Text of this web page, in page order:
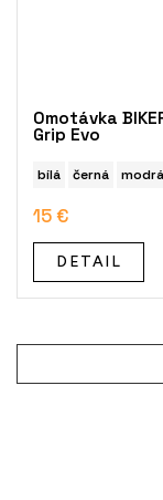
Omotávka
Grip Evo
bílá černá modrá
15 €
DETAIL